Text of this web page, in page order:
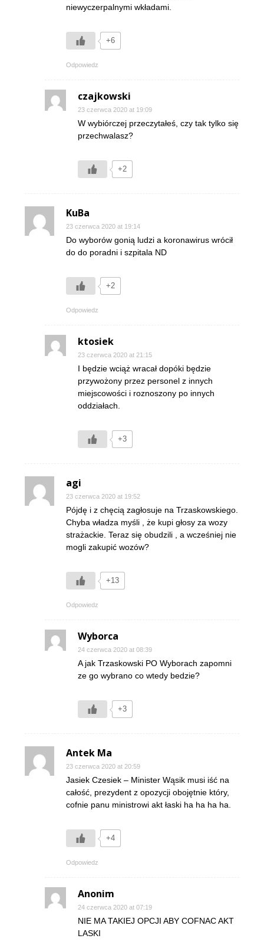
niewyczerpalnymi wkładami.
+6
Odpowiedz
czajkowski
23 czerwca 2020 at 19:09
W wybiórczej przeczytałeś, czy tak tylko się
przechwalasz?
+2
KuBa
23 czerwca 2020 at 19:14
Do wyborów gonią ludzi a koronawirus wrócił
do do poradni i szpitala ND
+2
Odpowiedz
ktosiek
23 czerwca 2020 at 21:15
I będzie wciąż wracał dopóki będzie
przywożony przez personel z innych
miejscowości i roznoszony po innych
oddziałach.
+3
agi
23 czerwca 2020 at 19:52
Pójdę i z chęcią zagłosuje na Trzaskowskiego.
Chyba władza myśli , że kupi głosy za wozy
strażackie. Teraz się obudzili , a wcześniej nie
mogli zakupić wozów?
+13
Odpowiedz
Wyborca
24 czerwca 2020 at 08:39
A jak Trzaskowski PO Wyborach zapomni
ze go wybrano co wtedy bedzie?
+3
Antek Ma
23 czerwca 2020 at 20:59
Jasiek Czesiek – Minister Wąsik musi iść na
całość, prezydent z opozycji obojętnie który,
cofnie panu ministrowi akt łaski ha ha ha ha.
+4
Odpowiedz
Anonim
24 czerwca 2020 at 07:19
NIE MA TAKIEJ OPCJI ABY COFNAC AKT
LASKI